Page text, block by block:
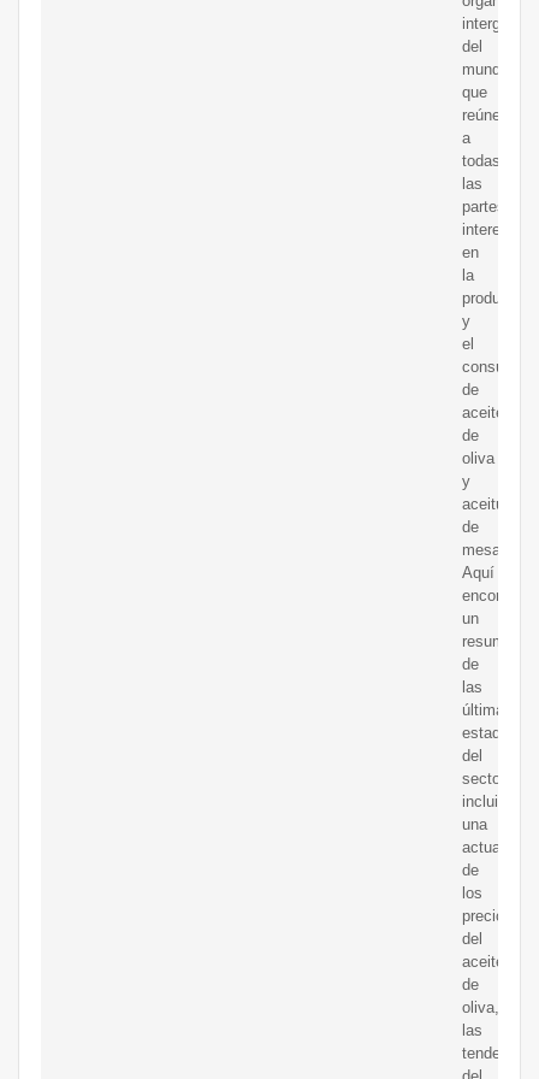
del
mundo
que
reúne
a
todas
las
partes
en
la
producción
y
el
consumo
de
aceite
de
oliva
y
aceitunas
de
mesa.
Aquí
encontrará
un
resumen
de
las
últimas
del
sector,
incluida
una
de
los
precios
del
aceite
de
oliva,
las
tendencias